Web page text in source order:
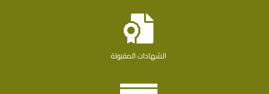
الشهادات المقبولة